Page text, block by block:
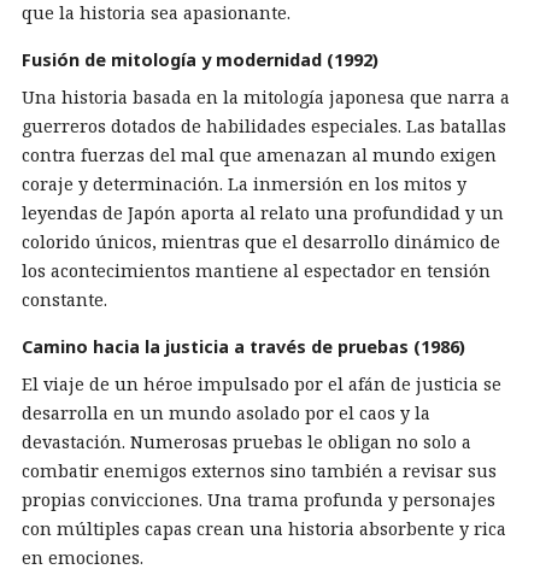
que la historia sea apasionante.
Fusión de mitología y modernidad (1992)
Una historia basada en la mitología japonesa que narra a
guerreros dotados de habilidades especiales. Las batallas
contra fuerzas del mal que amenazan al mundo exigen
coraje y determinación. La inmersión en los mitos y
leyendas de Japón aporta al relato una profundidad y un
colorido únicos, mientras que el desarrollo dinámico de
los acontecimientos mantiene al espectador en tensión
constante.
Camino hacia la justicia a través de pruebas (1986)
El viaje de un héroe impulsado por el afán de justicia se
desarrolla en un mundo asolado por el caos y la
devastación. Numerosas pruebas le obligan no solo a
combatir enemigos externos sino también a revisar sus
propias convicciones. Una trama profunda y personajes
con múltiples capas crean una historia absorbente y rica
en emociones.